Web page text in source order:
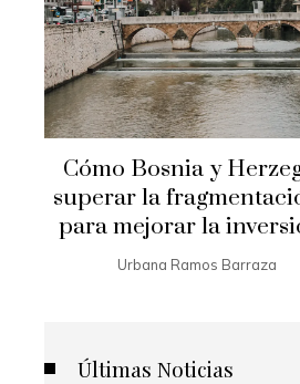
Cómo Bosnia y
superar la
para mejorar la
Urbana Ramos Barraza
Últimas Noticias